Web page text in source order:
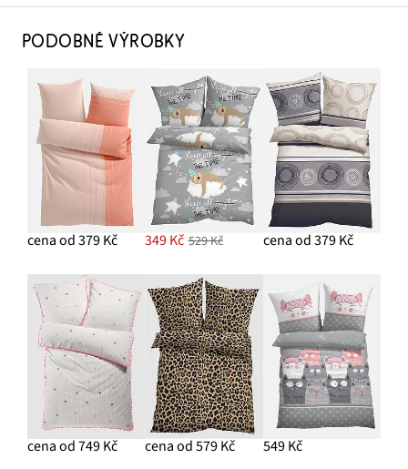
PODOBNÉ VÝROBKY
cena od 379 Kč 349 Kč 529 Kč cena od 379 Kč
cena od 749 Kč cena od 579 Kč 549 Kč